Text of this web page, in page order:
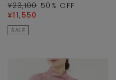
¥23,100 50 % OFF
¥11,550
SALE